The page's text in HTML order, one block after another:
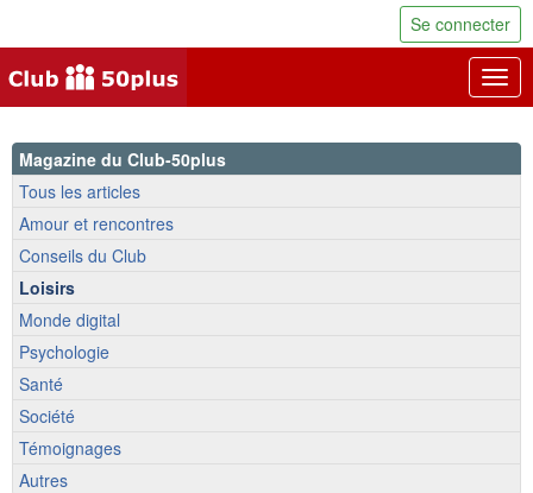
Se connecter
Magazine du Club-50plus
Tous les articles
Amour et rencontres
Conseils du Club
Loisirs
Monde digital
Psychologie
Santé
Société
Témoignages
Autres